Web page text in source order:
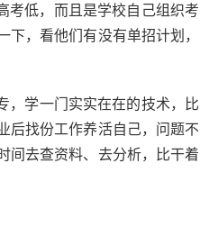
考低，而且是学校自己组织考
，看他们有没有单招计划，
，学一门实实在在的技术，比
后找份工作养活自己，问题不
间去查资料、去分析，比干着